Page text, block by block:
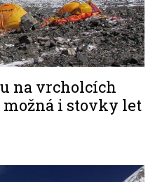
na vrcholcích
i stovky let